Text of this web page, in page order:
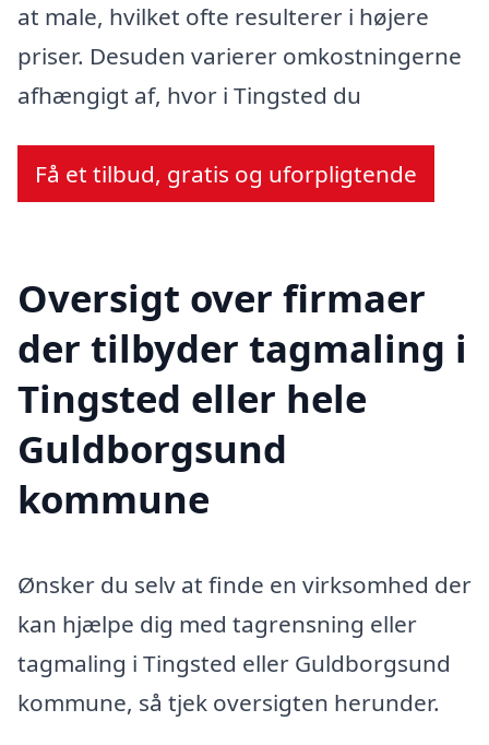
at male, hvilket ofte resulterer i højere
priser. Desuden varierer omkostningerne
afhængigt af, hvor i Tingsted du
Få et tilbud, gratis og uforpligtende
Oversigt over firmaer
der tilbyder tagmaling i
Tingsted eller hele
Guldborgsund
kommune
Ønsker du selv at finde en virksomhed der
kan hjælpe dig med tagrensning eller
tagmaling i Tingsted eller Guldborgsund
kommune, så tjek oversigten herunder.